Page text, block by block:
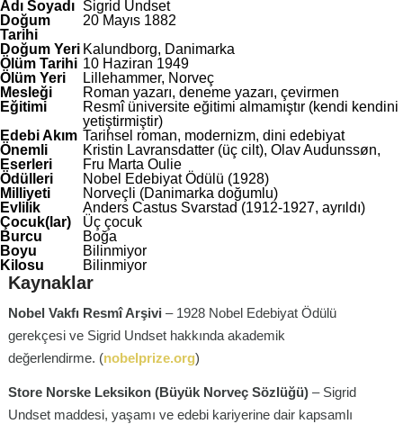
Adı Soyadı Sigrid Undset
Doğum
Tarihi
20 Mayıs 1882
Doğum Yeri Kalundborg, Danimarka
Ölüm Tarihi 10 Haziran 1949
Ölüm Yeri
Lillehammer, Norveç
Mesleği
Roman yazarı, deneme yazarı, çevirmen
Eğitimi
Resmî üniversite eğitimi almamıştır (kendi kendini
yetiştirmiştir)
Edebi Akım Tarihsel roman, modernizm, dini edebiyat
Önemli
Eserleri
Kristin Lavransdatter (üç cilt), Olav Audunssøn,
Fru Marta Oulie
Ödülleri
Nobel Edebiyat Ödülü (1928)
Milliyeti
Norveçli (Danimarka doğumlu)
Evlilik
Anders Castus Svarstad (1912-1927, ayrıldı)
Çocuk(lar)
Üç çocuk
Burcu
Boğa
Boyu
Bilinmiyor
Kilosu
Bilinmiyor
Kaynaklar
Nobel Vakfı Resmî Arşivi – 1928 Nobel Edebiyat Ödülü
gerekçesi ve Sigrid Undset hakkında akademik
değerlendirme. (nobelprize.org)
Store Norske Leksikon (Büyük Norveç Sözlüğü) – Sigrid
Undset maddesi, yaşamı ve edebi kariyerine dair kapsamlı